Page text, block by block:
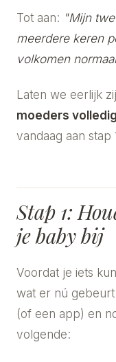
Tot aan: "Mijn
meerdere keren
volkomen
Laten we eerlijk
moeders
vandaag aan stap
Stap 1:
je baby bij
Voordat je iets
wat er nú
(of een app) en
volgende: